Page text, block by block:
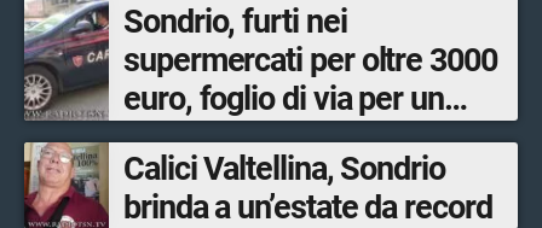
Sondrio, furti nei
supermercati per oltre 3000
euro, foglio di via per un
ventinovenne
Calici Valtellina, Sondrio
brinda a un’estate da record